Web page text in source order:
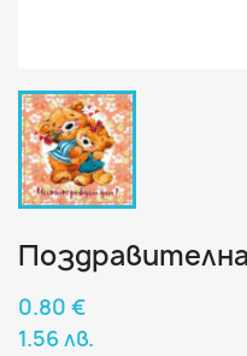
0.80 €
1.56 лв.